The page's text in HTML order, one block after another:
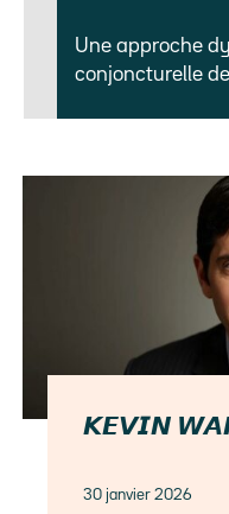
Une approche
conjoncturelle
𝙆𝙀𝙑𝙄𝙉
30 janvier 2026